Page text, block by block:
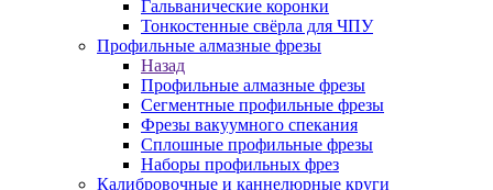
Гальванические коронки
Тонкостенные свёрла для ЧПУ
Профильные алмазные фрезы
Назад
Профильные алмазные фрезы
Сегментные профильные фрезы
Фрезы вакуумного спекания
Сплошные профильные фрезы
Наборы профильных фрез
Калибровочные и каннелюрные круги